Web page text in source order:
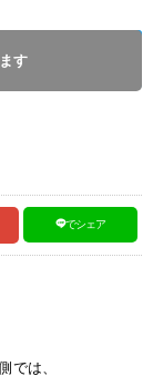
す
でシェア
では、